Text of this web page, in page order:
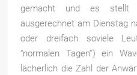
gemacht und es stellt
ausgerechnet am Dienstag
oder dreifach soviele
“normalen Tagen”) ein
lächerlich die Zahl der